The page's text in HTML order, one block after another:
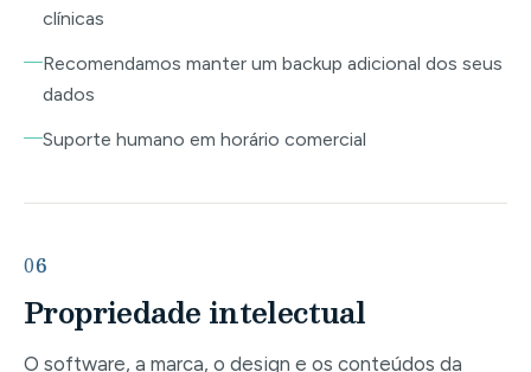
clínicas
Recomendamos manter um backup adicional dos seus
dados
Suporte humano em horário comercial
06
Propriedade intelectual
O software, a marca, o design e os conteúdos da